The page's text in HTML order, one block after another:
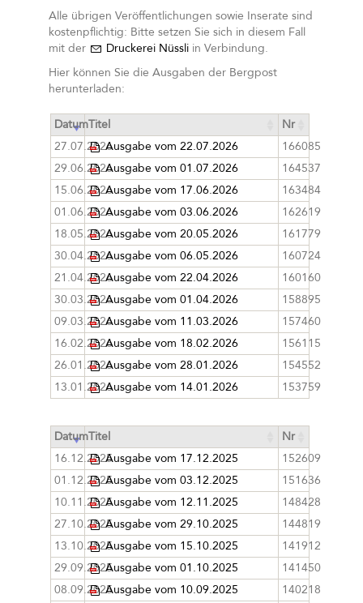
Alle übrigen Veröffentlichungen sowie Inserate sind
kostenpflichtig: Bitte setzen Sie sich in diesem Fall
mit der
Druckerei Nüssli in Verbindung.
Hier können Sie die Ausgaben der Bergpost
herunterladen:
DatumTitel
Nr
27.07.2026Ausgabe vom 22.07.2026
166085
29.06.2026Ausgabe vom 01.07.2026
164537
15.06.2026Ausgabe vom 17.06.2026
163484
01.06.2026Ausgabe vom 03.06.2026
162619
18.05.2026Ausgabe vom 20.05.2026
161779
30.04.2026Ausgabe vom 06.05.2026
160724
21.04.2026Ausgabe vom 22.04.2026
160160
30.03.2026Ausgabe vom 01.04.2026
158895
09.03.2026Ausgabe vom 11.03.2026
157460
16.02.2026Ausgabe vom 18.02.2026
156115
26.01.2026Ausgabe vom 28.01.2026
154552
13.01.2026Ausgabe vom 14.01.2026 153759
DatumTitel
Nr
16.12.2025Ausgabe vom 17.12.2025
152609
01.12.2025Ausgabe vom 03.12.2025
151636
10.11.2025Ausgabe vom 12.11.2025
148428
27.10.2025Ausgabe vom 29.10.2025
144819
13.10.2025Ausgabe vom 15.10.2025
141912
29.09.2025Ausgabe vom 01.10.2025
141450
08.09.2025Ausgabe vom 10.09.2025
140218